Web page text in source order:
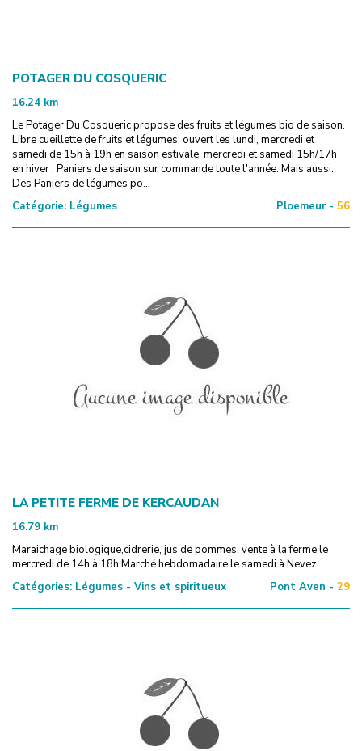
POTAGER DU COSQUERIC
16.24 km
Le Potager Du Cosqueric propose des fruits et légumes bio de saison.
Libre cueillette de fruits et légumes: ouvert les lundi, mercredi et
samedi de 15h à 19h en saison estivale, mercredi et samedi 15h/17h
en hiver . Paniers de saison sur commande toute l'année. Mais aussi:
Des Paniers de légumes po...
Catégorie: Légumes Ploemeur - 56
LA PETITE FERME DE KERCAUDAN
16.79 km
Maraichage biologique,cidrerie, jus de pommes, vente à la ferme le
mercredi de 14h à 18h.Marché hebdomadaire le samedi à Nevez.
Catégories: Légumes - Vins et spiritueux Pont Aven - 29